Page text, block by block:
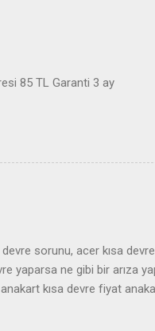
85 TL Garanti 3 ay
sorunu, acer kısa
yaparsa ne gibi bir arıza
kısa devre fiyat